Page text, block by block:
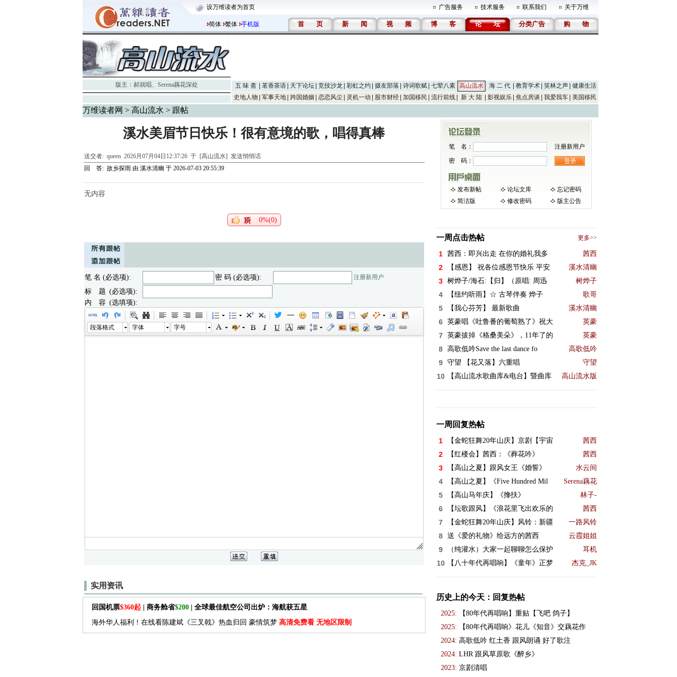
设万维读者为首页 广告服务 技术服务 联系我们 关于万维
简体 繁体 手机版 首 页 新 闻 视 频 博 客 论 坛 分类广告 购 物
版主： 郝就唱、 Serena藕花深处 五 味 斋 茗香茶语 天下论坛 竞技沙龙 彩虹之约 摄友部落 诗词歌赋 七荤八素 高山流水 海 二 代 教育学术 笑林之声
健康生活
史地人物
军事天地 跨国婚姻 恋恋风尘 灵机一动 股市财经 加国移民 流行前线 新 大 陆 影视娱乐 焦点房谈 我爱我车 美国移民
万维读者网 > 高山流水 > 跟帖
溪水美眉节日快乐！很有意境的歌，唱得真棒
送交者: queen2026月07月04日12:37:26 于 [高山流水] 发送悄悄话
回 答: 故乡探雨由 溪水清幽 于 2026-07-03 20:55:39
无内容
0%(0)
笔 名 (必选项): 密 码 (必选项): 注册新用户
标 题 (必选项):
内 容 (选填项):
段落格式 字体 字号
实用资讯
回国机票$360起 | 商务舱省$200| 全球最佳航空公司出炉：海航获五星
海外华人福利！在线看陈建斌《三叉戟》热血归回 豪情筑梦 高清免费看 无地区限制
笔 名：
注册新用户
密 码：
发布新帖 论坛文库
忘记密码
简洁版
修改密码 版主公告
一周点击热帖 更多>>
1 茜西：即兴出走 在你的婚礼我多 茜西
2 【感恩】 祝各位感恩节快乐 平安 溪水清幽
3 树烨子/海石:【归】（原唱: 周迅 树烨子
4 【纽约听雨】☆ 古琴伴奏 烨子 歌哥
5 【我心芬芳】 最新歌曲 溪水清幽
6 英豪唱《吐鲁番的葡萄熟了》祝大 英豪
7 英豪拔掉《格桑美朵》，11年了的 英豪
8 高歌低吟Save the last dance fo 高歌低吟
9 守望 【花又落】六重唱 守望
10 【高山流水歌曲库&电台】暨曲库 高山流水版
一周回复热帖
1 【金蛇狂舞20年山庆】京剧【宇宙 茜西
2 【红楼会】茜西：《葬花吟》 茜西
3 【高山之夏】跟风女王《婚誓》 水云间
4 【高山之夏】《Five Hundred Mil Serena藕花
5 【高山马年庆】《搀扶》 林子-
6 【坛歌跟风】《浪花里飞出欢乐的 茜西
7 【金蛇狂舞20年山庆】风铃：新疆 一路风铃
8 送《爱的礼物》给远方的茜西 云霞姐姐
9 （纯灌水）大家一起聊聊怎么保护 耳机
10 【八十年代再唱响】《童年》正梦 杰克_JK
历史上的今天：回复热帖
2025:
【80年代再唱响】重贴【飞吧 鸽子】
2025:
【80年代再唱响》花儿《知音》交藕花作
2024: 高歌低吟 红土香 跟风朗诵 好了歌注
2024: LHR 跟风草原歌《醉乡》
2023: 京剧清唱